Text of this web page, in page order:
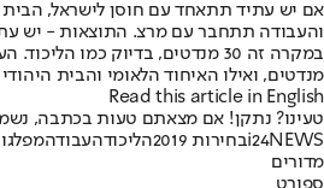
אם יש עתיד תתאחד עם חוסן לישראל, הבית
והעבודה תתחבר עם מרצ. התוצאות - יש
מנדטים, ואילו האיחוד הלאומי והבית היהודי יחד
Read this article in English
טעינו? נתקן! אם מצאתם טעות בכתבה,
i24NEWSבחירות 2019 הליכודהעבודה
מדורים